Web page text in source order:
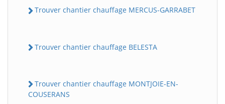
Trouver chantier chauffage MERCUS-GARRABET
Trouver chantier chauffage BELESTA
Trouver chantier chauffage MONTJOIE-EN-
COUSERANS